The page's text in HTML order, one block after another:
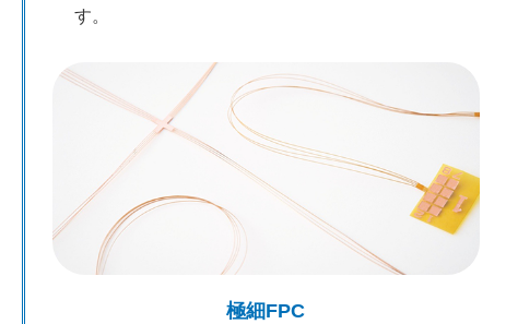
す。
極細FPC